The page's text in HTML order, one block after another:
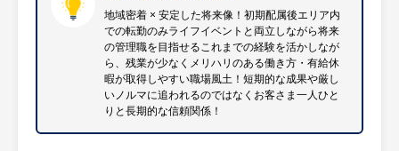
品・サービス提案
・投資信託など資産運用に関するコンサルテ
ィング業務（窓口・訪問）
等
【同社の魅力】
地域密着 × 安定した将来像！初期配属後エリア内
での転勤のみライフイベントと両立しながら将来
の管理職を目指せるこれまでの経験を活かしなが
ら、残業が少なくメリハリのある働き方・有給休
暇が取得しやすい職場風土！短期的な成果や厳し
いノルマに追われるのではなくお客さま一人ひと
りと長期的な信頼関係！